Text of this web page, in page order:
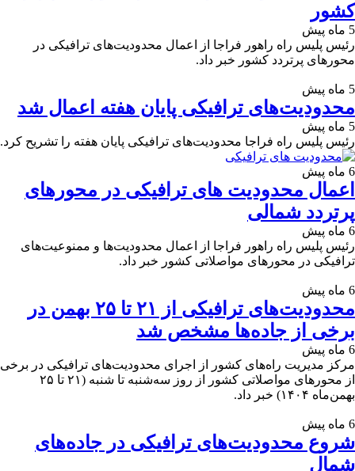
کشور
5 ماه پیش
رئیس پلیس راه راهور فراجا از اعمال محدودیت‌های ترافیکی در
محورهای پرتردد کشور خبر داد.
5 ماه پیش
محدودیت‌های ترافیکی پایان هفته اعمال شد
5 ماه پیش
رئیس پلیس راه فراجا محدودیت‌های ترافیکی پایان هفته را تشریح کرد.
6 ماه پیش
اعمال محدودیت های ترافیکی در محورهای
پرتردد شمالی
6 ماه پیش
رئیس پلیس راه راهور فراجا از اعمال محدودیت‌ها و ممنوعیت‌های
ترافیکی در محورهای مواصلاتی کشور خبر داد.
6 ماه پیش
محدودیت‌های ترافیکی از ۲۱ تا ۲۵ بهمن در
برخی از جاده‌ها مشخص شد
6 ماه پیش
مرکز مدیریت راه‌های کشور از اجرای محدودیت‌های ترافیکی در برخی
از محور‌های مواصلاتی کشور از روز سه‌شنبه تا شنبه (۲۱ تا ۲۵
بهمن‌ماه ۱۴۰۴) خبر داد.
6 ماه پیش
شروع محدودیت‌های ترافیکی در جاده‌های
شمال